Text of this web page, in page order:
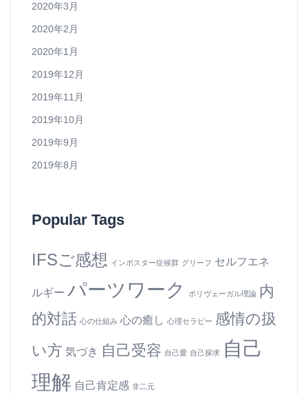
2020年3月
2020年2月
2020年1月
2019年12月
2019年11月
2019年10月
2019年9月
2019年8月
Popular Tags
IFSご感想 インポスター症候群 グリーフ セルフエネ
ルギー パーツワーク ポリヴェーガル理論 内
的対話 心の仕組み 心の癒し 心理セラピー 感情の扱
い方 気づき 自己受容 自己愛 自己探求
自己
理解 自己肯定感 非二元